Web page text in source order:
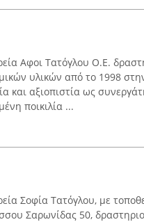
Αφοι Τατόγλου Ο.Ε.
υλικών από το 1998
και αξιοπιστία ως
ποικιλία ...
Σοφία Τατόγλου, με
Σαρωνίδας 50,